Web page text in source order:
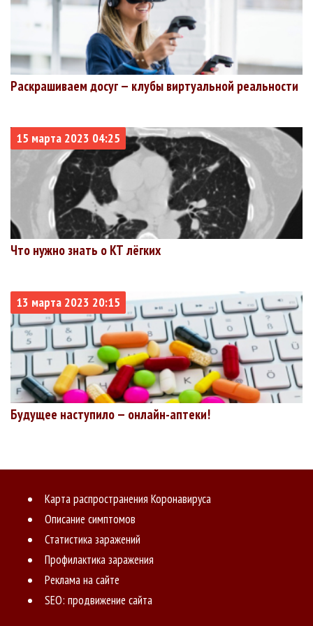
Раскрашиваем досуг — клубы виртуальной реальности
15 марта 2023 04:25
Что нужно знать о КТ лёгких
13 марта 2023 20:15
Будущее наступило — онлайн-аптеки!
Карта распространения Коронавируса
Описание симптомов
Статистика заражений
Профилактика заражения
Реклама на сайте
SEO: продвижение сайта